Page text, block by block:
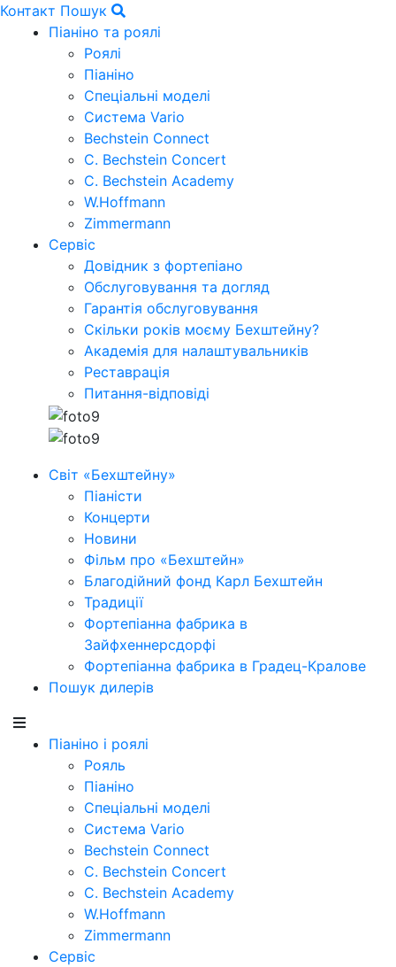
Контакт Пошук
Піаніно та роялі
Роялі
Піаніно
Спеціальні моделі
Система Vario
Bechstein Connect
C. Bechstein Concert
C. Bechstein Academy
W.Hoffmann
Zimmermann
Сервіс
Довідник з фортепіано
Обслуговування та догляд
Гарантія обслуговування
Скільки років моєму Бехштейну?
Академія для налаштувальників
Реставрація
Питання-відповіді
Світ «Бехштейну»
Піаністи
Концерти
Новини
Фільм про «Бехштейн»
Благодійний фонд Карл Бехштейн
Традиції
Фортепіанна фабрика в
Зайфхеннерсдорфi
Фортепіанна фабрика в Градец-Кралове
Пошук дилерів
Піаніно і роялі
Рояль
Піаніно
Спеціальні моделі
Система Vario
Bechstein Connect
C. Bechstein Concert
C. Bechstein Academy
W.Hoffmann
Zimmermann
Сервіс